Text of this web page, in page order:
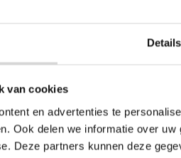
Details
van cookies
en advertenties te
Ook delen we informatie over
Deze partners kunnen deze
2024
Gebruik: Zand
Bekijk review